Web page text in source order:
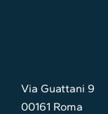
Via Guattani 9
00161 Roma